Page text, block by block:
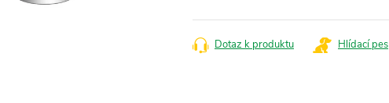
cena:
Dotaz k produktu Hlídací pes